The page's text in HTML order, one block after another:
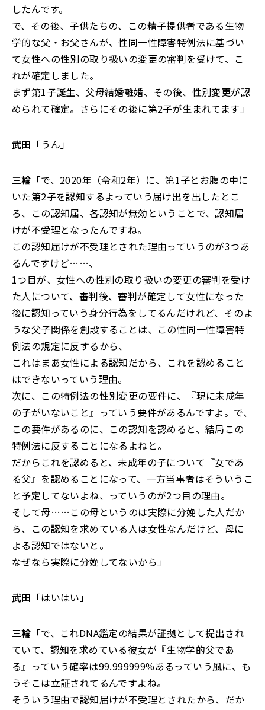
したんです。
で、その後、子供たちの、この精子提供者である生物
学的な父・お父さんが、性同一性障害特例法に基づい
て女性への性別の取り扱いの変更の審判を受けて、こ
れが確定しました。
まず第1子誕生、父母結婚離婚、その後、性別変更が認
められて確定。さらにその後に第2子が生まれてます」
武田 「うん」
三輪 「で、2020年（令和2年）に、第1子とお腹の中に
いた第2子を認知するよっていう届け出を出したとこ
ろ、この認知届、各認知が無効ということで、認知届
けが不受理となったんですね。
この認知届けが不受理とされた理由っていうのが3つあ
るんですけど……、
1つ目が、女性への性別の取り扱いの変更の審判を受け
た人について、審判後、審判が確定して女性になった
後に認知っていう身分行為をしてるんだけれど、そのよ
うな父子関係を創設することは、この性同一性障害特
例法の規定に反するから、
これはまあ女性による認知だから、これを認めること
はできないっていう理由。
次に、この特例法の性別変更の要件に、『現に未成年
の子がいないこと』っていう要件があるんですよ。で、
この要件があるのに、この認知を認めると、結局この
特例法に反することになるよねと。
だからこれを認めると、未成年の子について『女であ
る父』を認めることになって、一方当事者はそういうこ
と予定してないよね、っていうのが2つ目の理由。
そして母……この母というのは実際に分娩した人だか
ら、この認知を求めている人は女性なんだけど、母に
よる認知ではないと。
なぜなら実際に分娩してないから」
武田 「はいはい」
三輪 「で、これDNA鑑定の結果が証拠として提出され
ていて、認知を求めている彼女が『生物学的父であ
る』っていう確率は99.999999%あるっていう風に、も
うそこは立証されてるんですよね。
そういう理由で認知届けが不受理とされたから、だか